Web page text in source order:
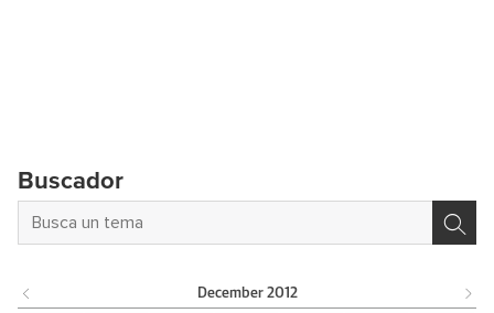
Buscador
December 2012